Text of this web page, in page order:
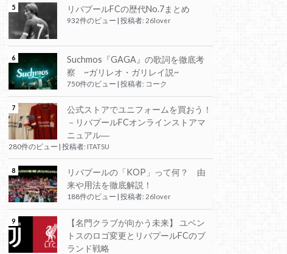
リバプールFCの歴代No.7まとめ
932件のビュー 投稿者: 26lover
Suchmos『GAGA』の歌詞を徹底考
察 ~ガリレオ・ガリレイ説~
750件のビュー | 投稿者: コーク
公式ストアでユニフォームを買おう！
－リバプールFCオンラインストアマ
ニュアル―
280件のビュー 投稿者: ITATSU
リバプールの「KOP」って何？ 由
来や用法を徹底解説！
188件のビュー | 投稿者: 26lover
【名門クラブが向かう未来】 ユベン
トスのロゴ変更とリバプールFCのブ
ランド戦略